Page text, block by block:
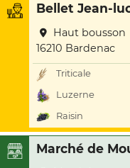
Bellet Jean-
Haut bousson
16210 Bardenac
Triticale
Luzerne
Raisin
Marché de